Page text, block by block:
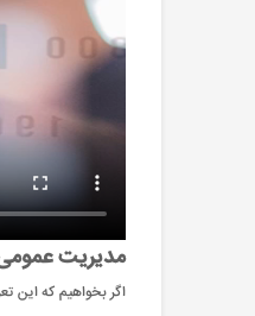
مدیریت
اگر بخواهیم که این